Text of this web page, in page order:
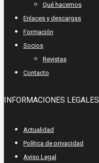
Qué hacemos
Enlaces y descargas
Formación
Socios
Revistas
Contacto
INFORMACIONES LEGALES
Actualidad
Política de privacidad
Aviso Legal